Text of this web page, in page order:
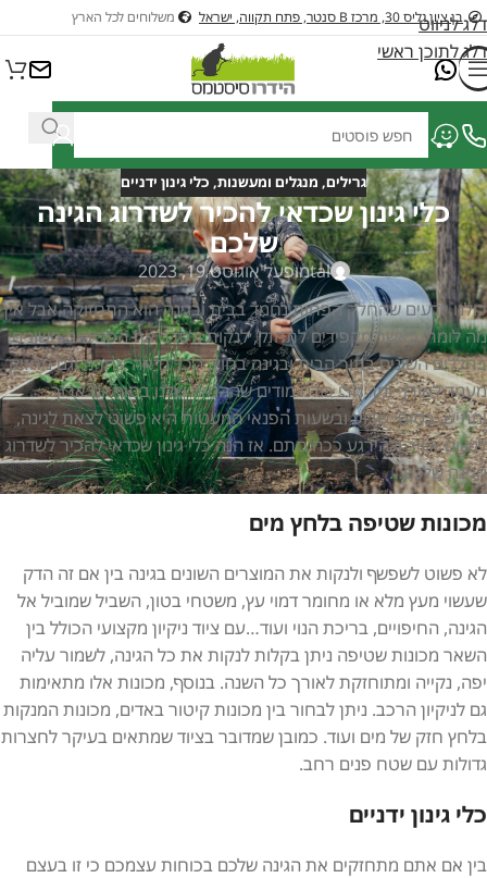
דלג לניווט
דלג לתוכן ראשי
בן ציון גליס 30, מרכז B סנטר, פתח תקווה, ישראל משלוחים לכל הארץ
גרילים, מנגלים ומעשנות, כלי גינון ידניים
כלי גינון שכדאי להכיר לשדרוג הגינה
שלכם
talמופעל אוגוסט 19, 2023
כולנו יודעים שהחלק הפחות נחמד בבית ובגינה הוא התחזוקה אבל אין
מה לומר, כאשר מקפידים לתחזק, לנקות ולסדר את הפריטים השונים
בחללים השונים בתוך הבית ובגינה בחוץ, הכל נראה אחרת וגם מחזיק
מעמד לאורך זמן. הרי כולנו מודים שההנאה שלנו בסוף יום ארוך
ומתיש, בסופי שבוע ובשעות הפנאי המעטות היא פשוט לצאת לגינה,
לנשום אוויר ולהירגע ככה סתם. אז הנה כלי גינון שכדאי להכיר לשדרוג
הגינה שלכם…
מכונות שטיפה בלחץ מים
לא פשוט לשפשף ולנקות את המוצרים השונים בגינה בין אם זה הדק
שעשוי מעץ מלא או מחומר דמוי עץ, משטחי בטון, השביל שמוביל אל
הגינה, החיפויים, בריכת הנוי ועוד…עם ציוד ניקיון מקצועי הכולל בין
השאר מכונות שטיפה ניתן בקלות לנקות את כל הגינה, לשמור עליה
יפה, נקייה ומתוחזקת לאורך כל השנה. בנוסף, מכונות אלו מתאימות
גם לניקיון הרכב. ניתן לבחור בין מכונות קיטור באדים, מכונות המנקות
בלחץ חזק של מים ועוד. כמובן שמדובר בציוד שמתאים בעיקר לחצרות
גדולות עם שטח פנים רחב.
כלי גינון ידניים
בין אם אתם מתחזקים את הגינה שלכם בכוחות עצמכם כי זו בעצם